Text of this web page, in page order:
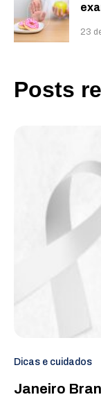
23
Posts
Dicas e cuidados
Janeiro